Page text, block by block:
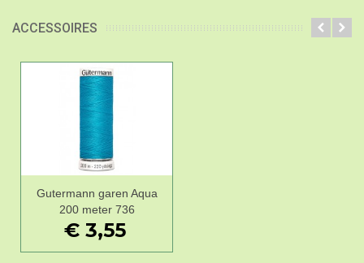
ACCESSOIRES
Gutermann garen Aqua
200 meter 736
€ 3,55